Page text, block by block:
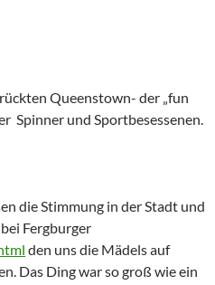
Queenstown- der „fun
Spinner und Sportbesessenen.
die Stimmung in der Stadt und
Fergburger
den uns die Mädels auf
Das Ding war so groß wie ein